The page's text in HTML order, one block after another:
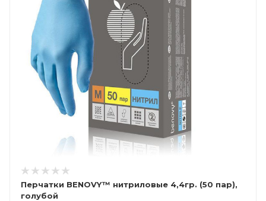
Перчатки BENOVY™ нитриловые 4,4гр. (50 пар),
голубой